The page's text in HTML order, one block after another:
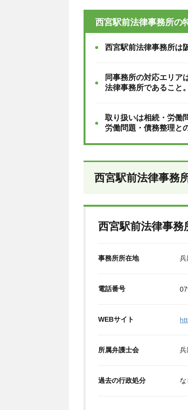
西宮駅前法律事務所の
西宮駅前法律事務所は
同事務所の対応エリア
法律事務所であること。
取り扱いは相続・労働
労働問題・債務整理と
西宮駅前法律事務
西宮駅前法律事務
事務所所在地 兵
電話番号
WEBサイト
所属弁護士会 兵
過去の行政処分 な